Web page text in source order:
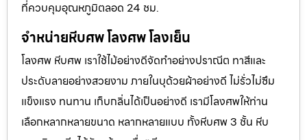
ที่ควบคุมอุณหภูมิตลอด 24 ชม.
จำหน่ายหีบศพ โลงศพ โลงเย็น
โลงศพ หีบศพ เราใช้ไม้อย่างดีจัดทำอย่างปราณีต ทาสีและ
ประดับลายอย่างสวยงาม ภายในบุด้วยผ้าอย่างดี ไม่รั่วไม่ซึม
แข็งแรง ทนทาน เก็บกลิ่นได้เป็นอย่างดี เรามีโลงศพให้ท่าน
เลือกหลากหลายขนาด หลากหลายแบบ ทั้งหีบศพ 3 ชั้น หีบ